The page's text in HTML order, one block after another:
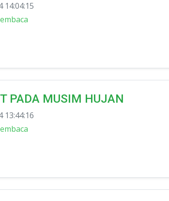
14:04:15
PADA MUSIM HUJAN
13:44:16